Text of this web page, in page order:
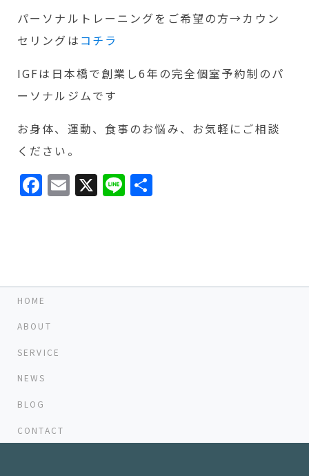
パーソナルトレーニングをご希望の方→カウン
セリングは コチラ
IGFは日本橋で創業し6年の完全個室予約制のパ
ーソナルジムです
お身体、運動、食事のお悩み、お気軽にご相談
ください。
Facebook
Email
X Line
HOME
ABOUT
SERVICE
NEWS
BLOG
CONTACT